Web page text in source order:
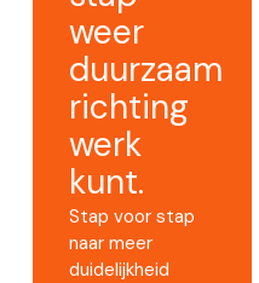
weer
duurzaam
richting
werk
kunt.
Stap voor stap
naar meer
duidelijkheid